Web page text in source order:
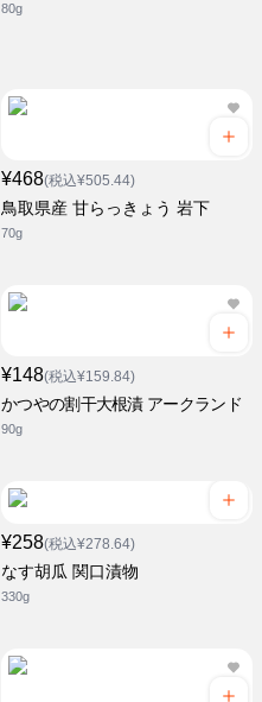
80g
¥468(税込¥505.44)
鳥取県産 甘らっきょう 岩下
70g
¥148(税込¥159.84)
かつやの割干大根漬 アークランド
90g
¥258(税込¥278.64)
なす胡瓜 関口漬物
330g